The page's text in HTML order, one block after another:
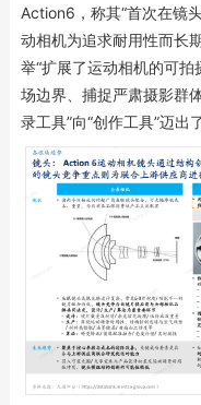
Action6，称其“首次在镜
动相机为追求耐用性而长
举“扩展了运动相机的可
场边界、捕捉严肃摄影群
录工具”向“创作工具”迈出